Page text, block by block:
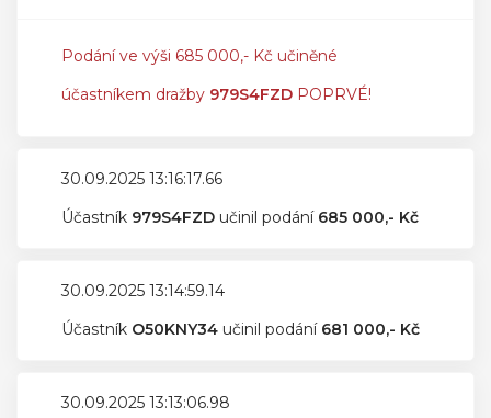
Podání ve výši 685 000,- Kč učiněné
účastníkem dražby 979S4FZD POPRVÉ!
30.09.2025 13:16:17.66
Účastník 979S4FZD učinil podání 685 000,- Kč
30.09.2025 13:14:59.14
Účastník O50KNY34 učinil podání 681 000,- Kč
30.09.2025 13:13:06.98